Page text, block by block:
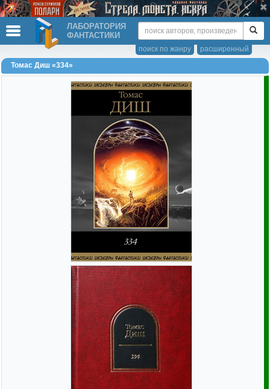
ЛАБОРАТОРИЯ
ФАНТАСТИКИ
расширенный
поиск по жанру
Томас Диш «334»